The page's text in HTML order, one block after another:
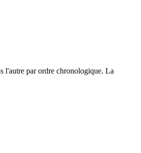
l'autre par ordre chronologique. La